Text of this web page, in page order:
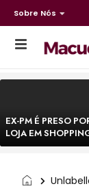
Sobre Nós
EX-PM É PRESO
LOJA EM
ESCAPA